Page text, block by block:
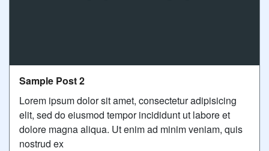
Sample Post 2
Lorem ipsum dolor sit amet, consectetur adipisicing
elit, sed do eiusmod tempor incididunt ut labore et
dolore magna aliqua. Ut enim ad minim veniam, quis
nostrud ex